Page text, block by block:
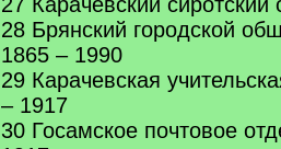
28 Брянский городской
1865 – 1990
29 Карачевская
– 1917
30 Госамское почтовое